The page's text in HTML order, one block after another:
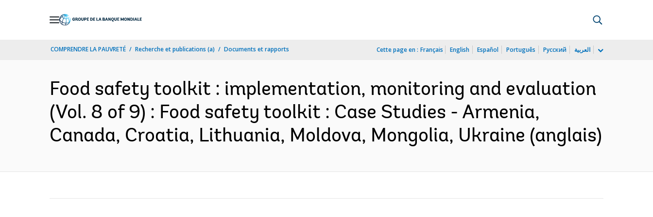
COMPRENDRE LA PAUVRETÉ Recherche et publications (a) Documents et rapports Cette page en : Français English Español Português Русский العربية
Food safety toolkit : implementation, monitoring and evaluation
(Vol. 8 of 9) : Food safety toolkit : Case Studies - Armenia,
Canada, Croatia, Lithuania, Moldova, Mongolia, Ukraine (anglais)